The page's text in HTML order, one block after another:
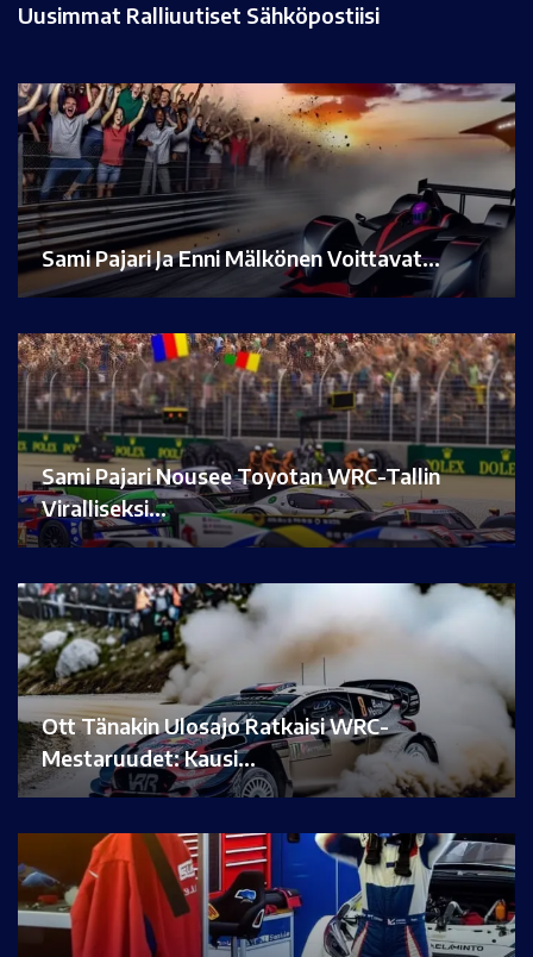
Uusimmat Ralliuutiset Sähköpostiisi
Sami Pajari Ja Enni Mälkönen Voittavat…
Sami Pajari Nousee Toyotan WRC-Tallin
Viralliseksi…
Ott Tänakin Ulosajo Ratkaisi WRC-
Mestaruudet: Kausi…